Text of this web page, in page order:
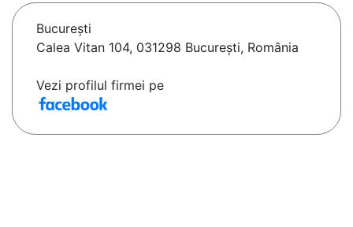
Bucureşti
Calea Vitan 104, 031298 București, România
Vezi profilul firmei pe